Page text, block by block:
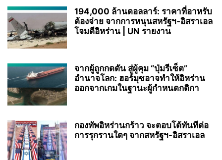
194,000 ล้านดอลลาร์: ราคาที่อาหรับ
ต้องจ่าย จากการหนุนสหรัฐฯ‑อิสราเอล
โจมตีอิหร่าน | UN รายงาน
จากผู้ถูกกดดัน สู่ผู้คุม “ปุ่มรีเซ็ต”
อำนาจโลก: ฮอร์มุซอาจทำให้อิหร่าน
ออกจากเกมในฐานะผู้กำหนดกติกา
กองทัพอิหร่านกร้าว จะตอบโต้ทันทีต่อ
การรุกรานใดๆ จากสหรัฐฯ-อิสราเอล